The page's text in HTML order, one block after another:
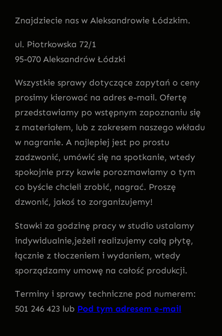
Znajdziecie nas w Aleksandrowie Łódzkim.
ul. Piotrkowska 72/1
95-070 Aleksandrów Łódzki
Wszystkie sprawy dotyczące zapytań o ceny
prosimy kierować na adres e-mail. Ofertę
przedstawiamy po wstępnym zapoznaniu się
z materiałem, lub z zakresem naszego wkładu
w nagranie. A najlepiej jest po prostu
zadzwonić, umówić się na spotkanie, wtedy
spokojnie przy kawie porozmawiamy o tym
co byście chcieli zrobić, nagrać. Proszę
dzwonić, jakoś to zorganizujemy!
Stawki za godzinę pracy w studio ustalamy
indywidualnie,jeżeli realizujemy całą płytę,
łącznie z tłoczeniem i wydaniem, wtedy
sporządzamy umowę na całość produkcji.
Terminy i sprawy techniczne pod numerem:
501 246 423 lub Pod tym adresem e-mail